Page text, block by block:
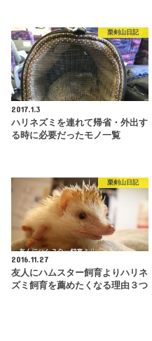
栗剣山日記
2017.1.3
ハリネズミを連れて帰省・外出す
る時に必要だったモノ一覧
栗剣山日記
2016.11.27
友人にハムスター飼育よりハリネ
ズミ飼育を薦めたくなる理由３つ